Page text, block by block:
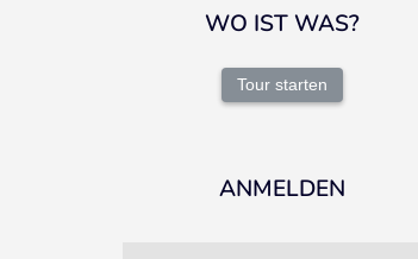
WO IST WAS?
Tour starten
ANMELDEN